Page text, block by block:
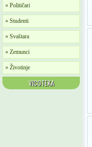
» Političari
» Studenti
» Svaštara
» Zemunci
» Životinje
VICOTEKA